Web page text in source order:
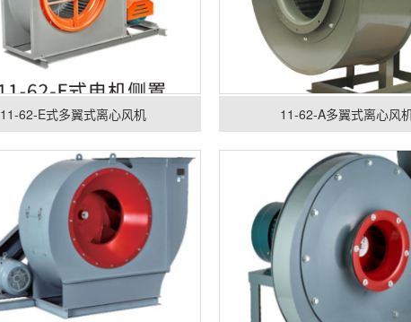
11-62-E式多翼式离心风机 11-62-A多翼式离心风